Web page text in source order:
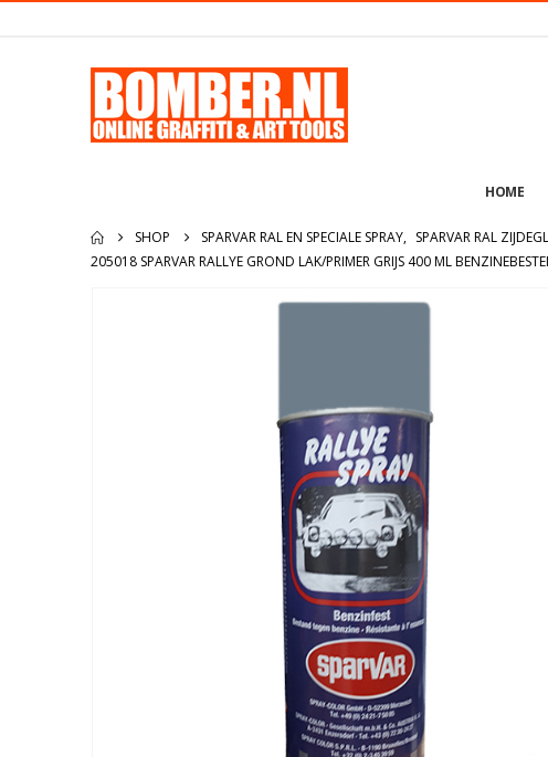
HOME
SHOP SPARVAR RAL EN SPECIALE SPRAY, SPARVAR RAL
205018 SPARVAR RALLYE GROND LAK/PRIMER GRIJS 400 ML